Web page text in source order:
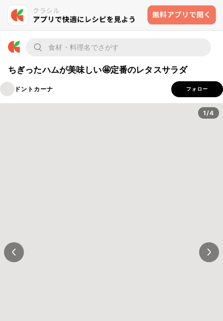
ちぎったハムが美味しい🤩定番のレタスサラダ
ドントカーナ フォロー
1/4